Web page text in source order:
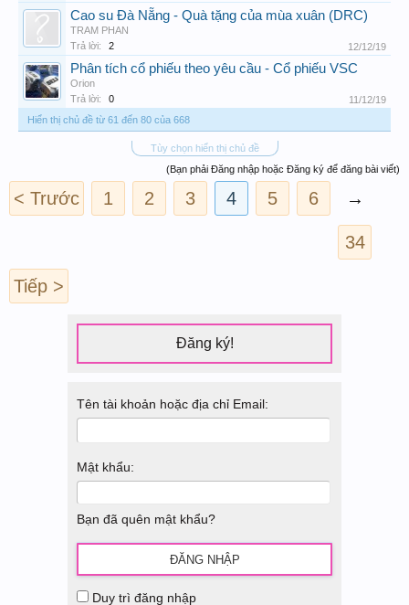
Cao su Đà Nẵng - Quà tặng của mùa xuân (DRC)
TRAM PHAN
Trả lời:
2 12/12/19
Phân tích cổ phiếu theo yêu cầu - Cổ phiếu VSC
Orion
Trả lời:
0
11/12/19
Hiển thị chủ đề từ 61 đến 80 của 668
Tùy chọn hiển thị chủ đề
(Bạn phải Đăng nhập hoặc Đăng ký để đăng bài viết)
< Trước 1 2 3 4 5 6 →
34
Tiếp >
Đăng ký!
Tên tài khoản hoặc địa chỉ Email:
Mật khẩu:
Bạn đã quên mật khẩu?
Duy trì đăng nhập